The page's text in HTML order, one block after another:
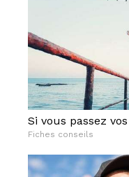
Si vous passez
Fiches conseils